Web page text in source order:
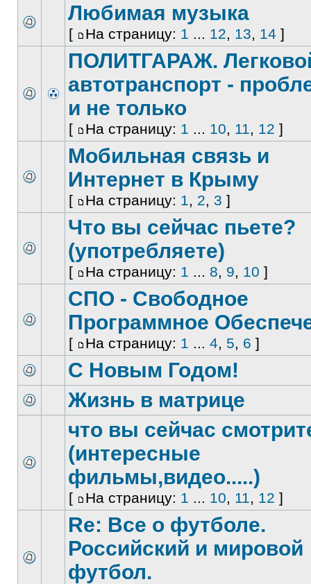
Любимая музыка
[ На страницу: 1 ... 12, 13, 14 ]
ПОЛИТГАРАЖ.
автотранспорт -
и не только
[ На страницу: 1 ... 10, 11, 12 ]
Мобильная связь и
Интернет в Крыму
[ На страницу: 1, 2, 3 ]
Что вы сейчас пьете?
(употребляете)
[ На страницу: 1 ... 8, 9, 10 ]
СПО - Свободное
Программное
[ На страницу: 1 ... 4, 5, 6 ]
С Новым Годом!
Жизнь в матрице
что вы сейчас
(интересные
фильмы,видео.....)
[ На страницу: 1 ... 10, 11, 12 ]
Re: Все о футболе.
Российский и мировой
футбол.